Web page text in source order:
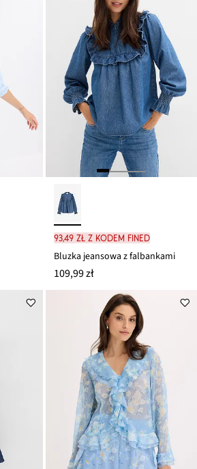
93,49 zł z kodem FINED
Bluzka jeansowa z falbankami
109,99 zł